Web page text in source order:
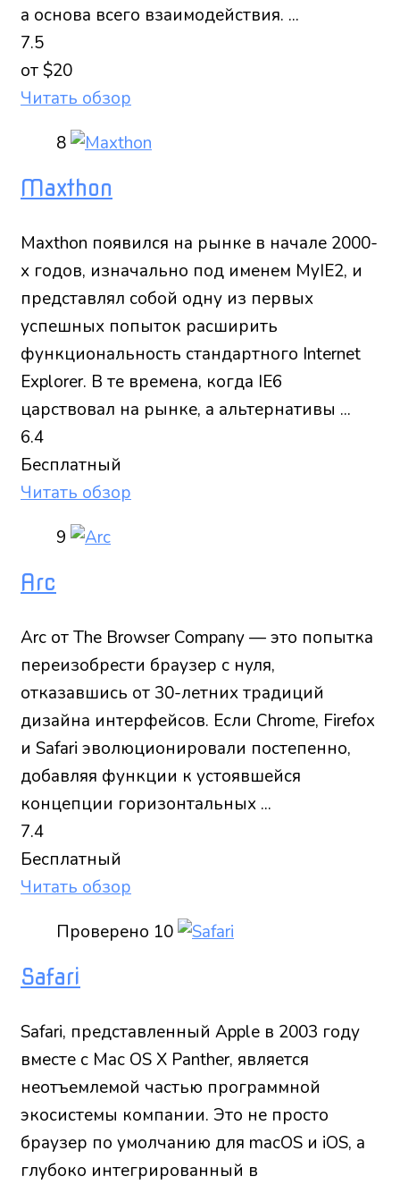
а основа всего взаимодействия. ...
7.5
от $20
Читать обзор
8
Maxthon
Maxthon появился на рынке в начале 2000-
х годов, изначально под именем MyIE2, и
представлял собой одну из первых
успешных попыток расширить
функциональность стандартного Internet
Explorer. В те времена, когда IE6
царствовал на рынке, а альтернативы ...
6.4
Бесплатный
Читать обзор
9
Arc
Arc от The Browser Company — это попытка
переизобрести браузер с нуля,
отказавшись от 30-летних традиций
дизайна интерфейсов. Если Chrome, Firefox
и Safari эволюционировали постепенно,
добавляя функции к устоявшейся
концепции горизонтальных ...
7.4
Бесплатный
Читать обзор
Проверено 10
Safari
Safari, представленный Apple в 2003 году
вместе с Mac OS X Panther, является
неотъемлемой частью программной
экосистемы компании. Это не просто
браузер по умолчанию для macOS и iOS, а
глубоко интегрированный в